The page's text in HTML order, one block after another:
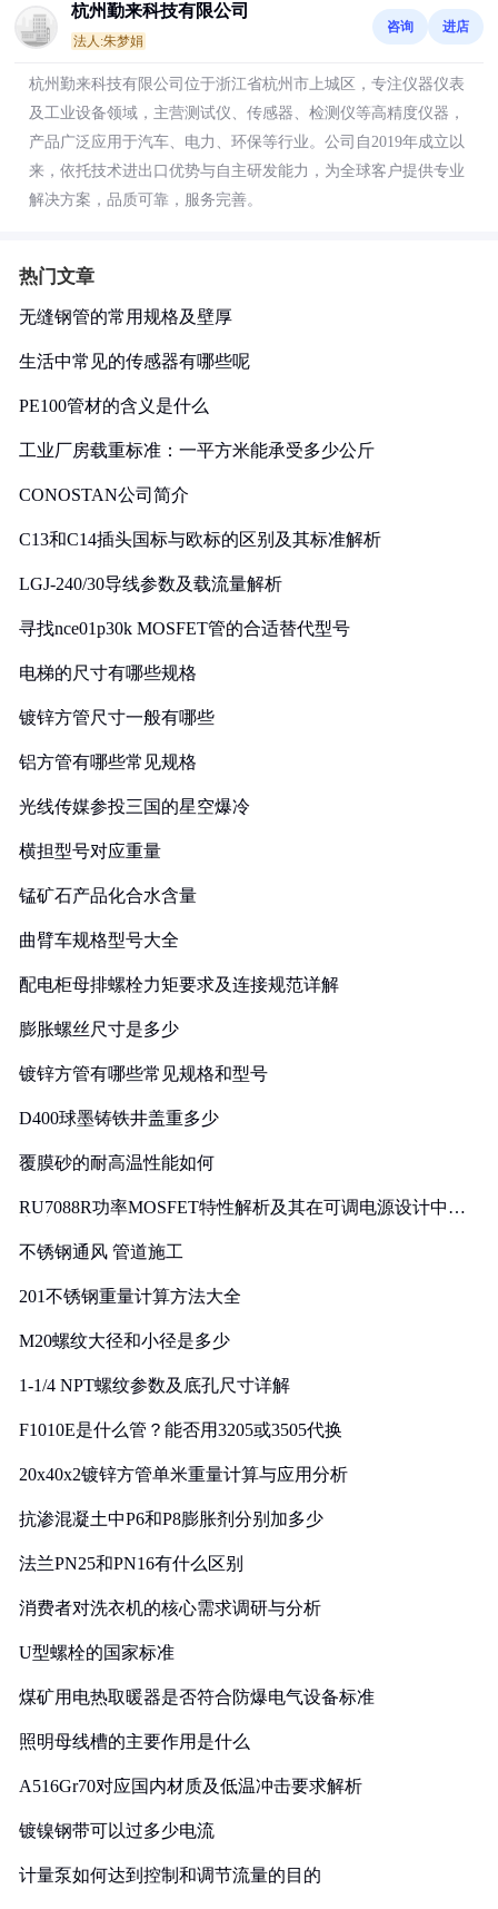
杭州勤来科技有限公司
法人:朱梦娟
咨询 进店
杭州勤来科技有限公司位于浙江省杭州市上城区，专注仪器仪表
及工业设备领域，主营测试仪、传感器、检测仪等高精度仪器，
产品广泛应用于汽车、电力、环保等行业。公司自2019年成立以
来，依托技术进出口优势与自主研发能力，为全球客户提供专业
解决方案，品质可靠，服务完善。
热门文章
无缝钢管的常用规格及壁厚
生活中常见的传感器有哪些呢
PE100管材的含义是什么
工业厂房载重标准：一平方米能承受多少公斤
CONOSTAN公司简介
C13和C14插头国标与欧标的区别及其标准解析
LGJ-240/30导线参数及载流量解析
寻找nce01p30k MOSFET管的合适替代型号
电梯的尺寸有哪些规格
镀锌方管尺寸一般有哪些
铝方管有哪些常见规格
光线传媒参投三国的星空爆冷
横担型号对应重量
锰矿石产品化合水含量
曲臂车规格型号大全
配电柜母排螺栓力矩要求及连接规范详解
膨胀螺丝尺寸是多少
镀锌方管有哪些常见规格和型号
D400球墨铸铁井盖重多少
覆膜砂的耐高温性能如何
RU7088R功率MOSFET特性解析及其在可调电源设计中的
不锈钢通风 管道施工
201不锈钢重量计算方法大全
M20螺纹大径和小径是多少
1-1/4 NPT螺纹参数及底孔尺寸详解
F1010E是什么管？能否用3205或3505代换
20x40x2镀锌方管单米重量计算与应用分析
抗渗混凝土中P6和P8膨胀剂分别加多少
法兰PN25和PN16有什么区别
消费者对洗衣机的核心需求调研与分析
U型螺栓的国家标准
煤矿用电热取暖器是否符合防爆电气设备标准
照明母线槽的主要作用是什么
A516Gr70对应国内材质及低温冲击要求解析
镀镍钢带可以过多少电流
计量泵如何达到控制和调节流量的目的